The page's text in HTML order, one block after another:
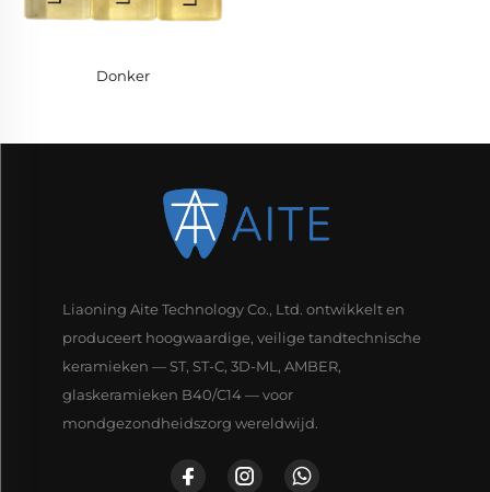
Donker
Liaoning Aite Technology Co., Ltd. ontwikkelt en
produceert hoogwaardige, veilige tandtechnische
keramieken — ST, ST-C, 3D-ML, AMBER,
glaskeramieken B40/C14 — voor
mondgezondheidszorg wereldwijd.